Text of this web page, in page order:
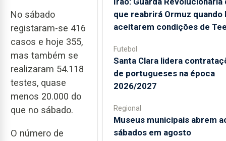
No sábado
registaram-se 416
casos e hoje 355,
mas também se
realizaram 54.118
testes, quase
menos 20.000 do
que no sábado.
O número de
que reabrirá Ormuz quando
aceitarem condições de
Futebol
Santa Clara lidera
de portugueses na época
2026/2027
Regional
Museus municipais abrem
sábados em agosto